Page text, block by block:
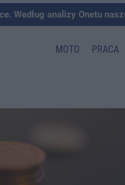
Według analizy Onetu
MOTO PRACA